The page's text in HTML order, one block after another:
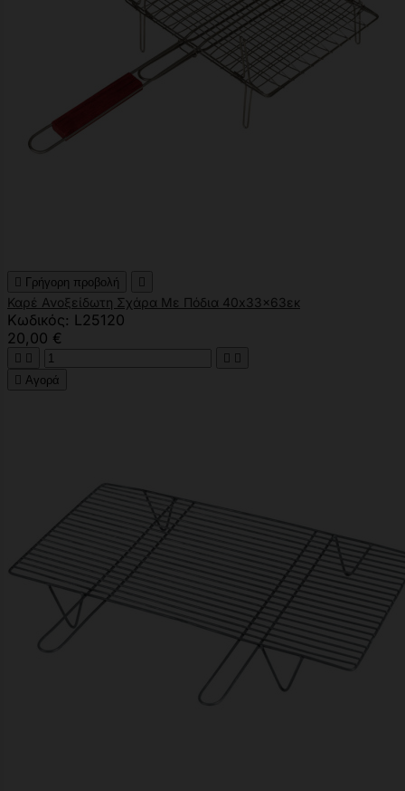
 Γρήγορη προβολή 
Καρέ Ανοξείδωτη Σχάρα Με Πόδια 40x33x63εκ
Κωδικός: L25120
20,00 €
   
 Αγορά